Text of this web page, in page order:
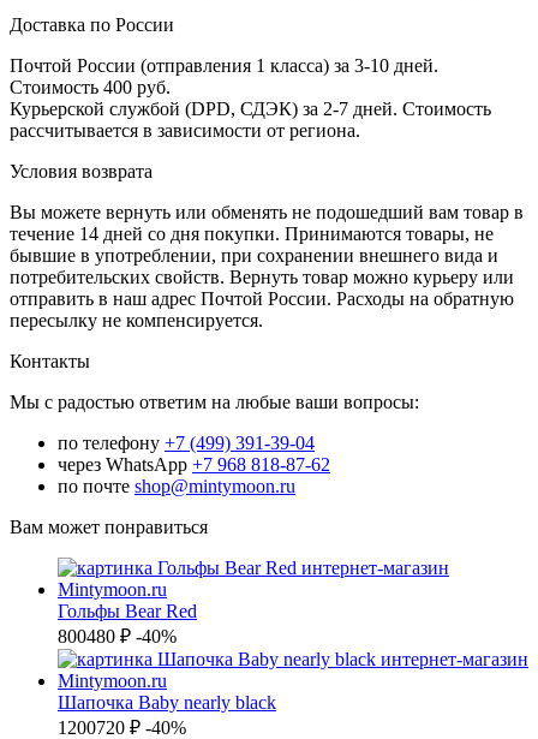
Доставка по России
Почтой России (отправления 1 класса) за 3-10 дней.
Стоимость 400 руб.
Курьерской службой (DPD, СДЭК) за 2-7 дней. Стоимость
рассчитывается в зависимости от региона.
Условия возврата
Вы можете вернуть или обменять не подошедший вам товар в
течение 14 дней со дня покупки. Принимаются товары, не
бывшие в употреблении, при сохранении внешнего вида и
потребительских свойств. Вернуть товар можно курьеру или
отправить в наш адрес Почтой России. Расходы на обратную
пересылку не компенсируется.
Контакты
Мы с радостью ответим на любые ваши вопросы:
по телефону +7 (499) 391-39-04
через WhatsApp +7 968 818-87-62
по почте shop@mintymoon.ru
Вам может понравиться
Гольфы Bear Red
800480 ₽ -40%
Шапочка Baby nearly black
1200720 ₽ -40%